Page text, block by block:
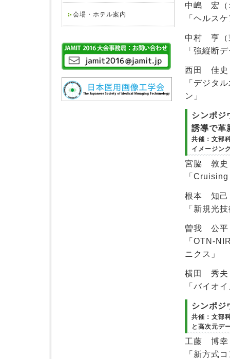
会場・ホテル案内
中嶋 宏（
「ヘルス
中村 亨（
「強縦断
西田 佳史
「デジタ
ン」
シンポジ
誘導で革
共催：文部
イメージン
宮脇 敦史
「
根本 知己
「新規光
曽我 公平
「OTN-
ニクス」
横田 秀夫
「バイオ
シンポジ
共催：文部
と高次元デ
工藤 博幸
「新方式